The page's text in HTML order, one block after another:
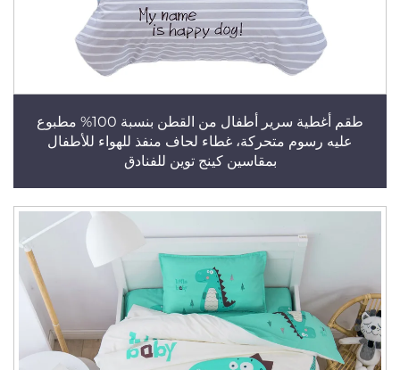
طقم أغطية سرير أطفال من القطن بنسبة 100% مطبوع
عليه رسوم متحركة، غطاء لحاف منفذ للهواء للأطفال
بمقاسين كينج توين للفنادق